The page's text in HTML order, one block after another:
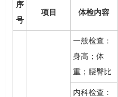
序
号
项目 体检内容
一般检查：
身高；体
重；腰臀比
内科检查：